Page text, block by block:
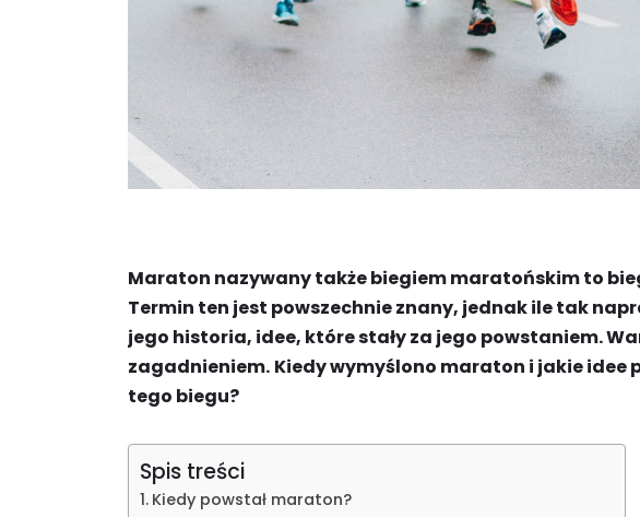
Maraton nazywany także biegiem maratońskim to
Termin ten jest powszechnie znany, jednak ile tak
jego historia, idee, które stały za jego powstaniem.
zagadnieniem. Kiedy wymyślono maraton i jakie idee
tego biegu?
Spis treści
Kiedy powstał maraton?